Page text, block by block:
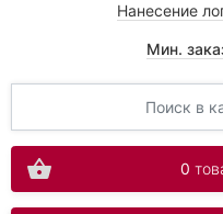
Нанесение
Мин.
0